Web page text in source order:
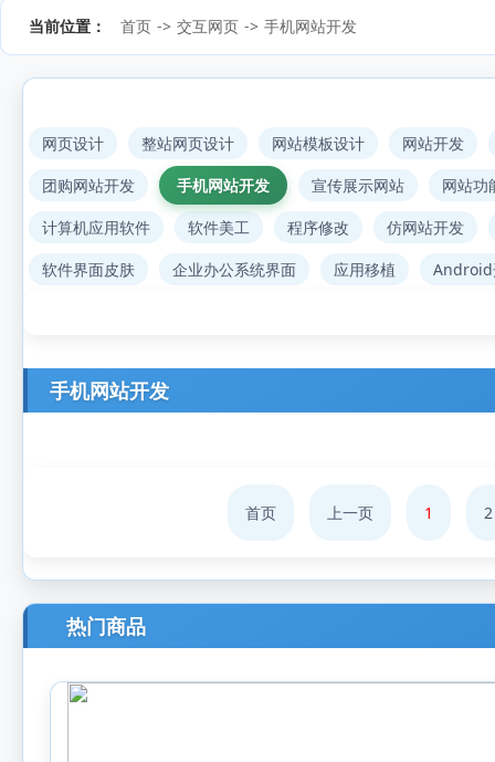
当前位置： 首页 -> 交互网页 -> 手机网站开发
网页设计 整站网页设计 网站模板设计
网站开发
团购网站开发
手机网站开发 宣传展示网站
网站功
计算机应用软件
软件美工 程序修改
仿网站开发
软件界面皮肤
企业办公系统界面 应用移植 Android
手机网站开发
首页 上一页 1 2
热门商品